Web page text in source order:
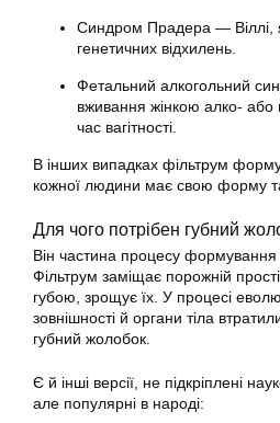
Синдром Прадера — Віллі,
генетичних відхилень.
Фетальний алкогольний
вживання жінкою алко- або
час вагітності.
В інших випадках фільтрум
кожної людини має свою форму
Для чого потрібен губний
Він частина процесу формування
Фільтрум заміщає порожній
губою, зрощує їх. У процесі
зовнішності й органи тіла
губний жолобок.
Є й інші версії, не підкріплені
але популярні в народі: